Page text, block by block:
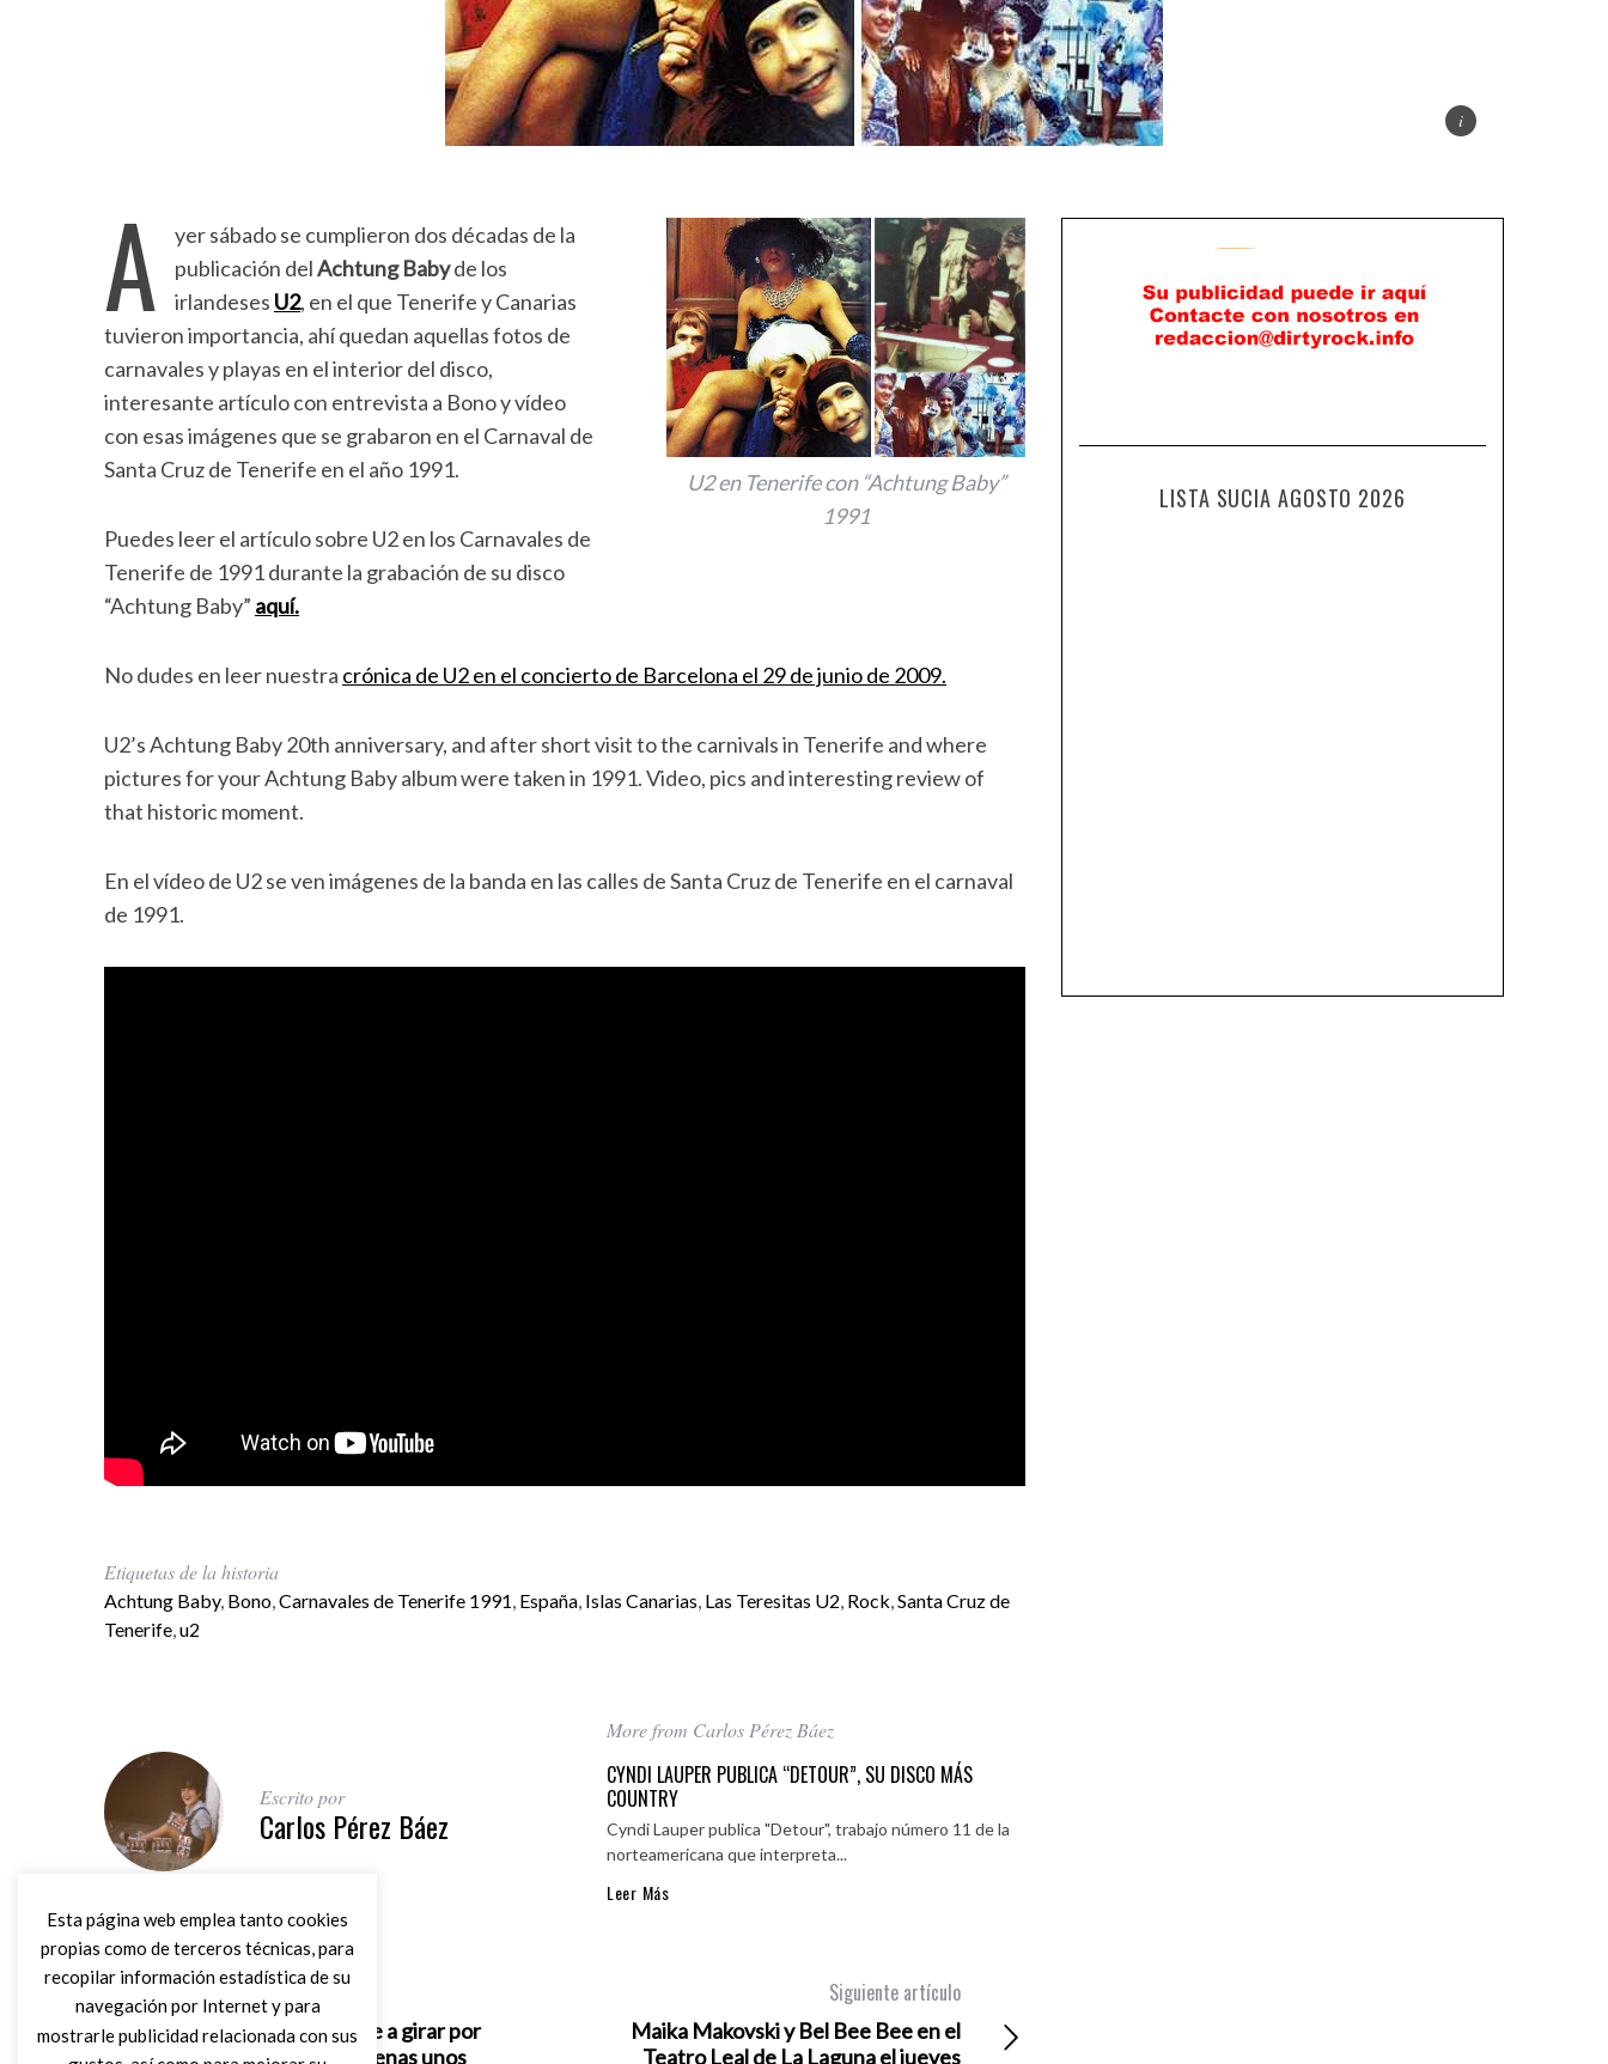
U2 en Tenerife con “Achtung Baby”
1991
A
yer sábado se cumplieron dos décadas de la
publicación delAchtung Babyde los
irlandeses U2, en el que Tenerife y Canarias
tuvieron importancia, ahí quedan aquellas fotos de
carnavales y playas en el interior del disco,
interesante artículo con entrevista a Bono y vídeo
con esas imágenes que se grabaron en el Carnaval de
Santa Cruz de Tenerife en el año 1991.
Puedes leer el artículo sobre U2 en los Carnavales de
Tenerife de 1991 durante la grabación de su disco
“Achtung Baby” aquí.
No dudes en leer nuestra crónica de U2 en el concierto de Barcelona el 29 de junio de 2009.
U2’s Achtung Baby 20th anniversary, and after short visit to the carnivals in Tenerife and where
pictures for your Achtung Baby album were taken in 1991. Video, pics and interesting review of
that historic moment.
En el vídeo de U2 se ven imágenes de la banda en las calles de Santa Cruz de Tenerife en el carnaval
de 1991.
Etiquetas de la historia
Achtung Baby, Bono Carnavales de Tenerife 1991 España Islas Canarias Las Teresitas U2 Rock Santa Cruz de
Tenerife u2
Escrito por
Carlos Pérez Báez
More from Carlos Pérez Báez
CYNDI LAUPER PUBLICA “DETOUR”, SU DISCO MÁS
COUNTRY
Cyndi Lauper publica "Detour", trabajo número 11 de la
norteamericana que interpreta...
Leer Más
Artículo anterior
J.D. McPherson vuelve a girar por
España después de apenas unos
Siguiente artículo
Maika Makovski y Bel Bee Bee en el
Teatro Leal de La Laguna el jueves
LISTA SUCIA AGOSTO 2026
Esta página web emplea tanto cookies
propias como de terceros técnicas, para
recopilar información estadística de su
navegación por Internet y para
mostrarle publicidad relacionada con sus